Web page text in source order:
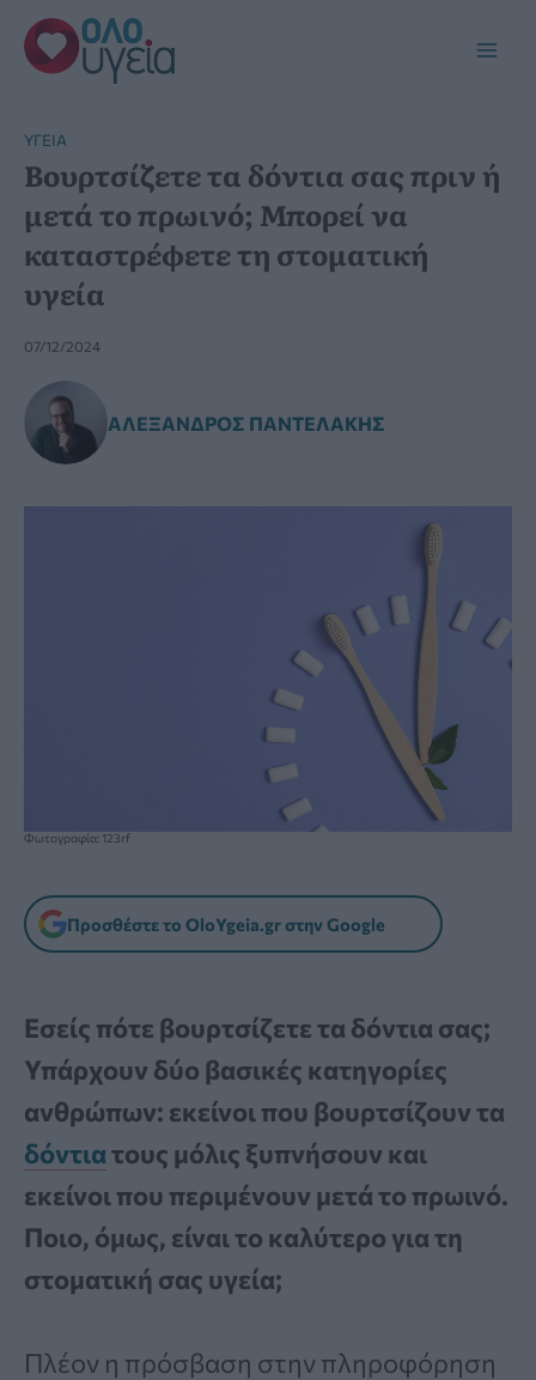
Μετάβαση
στο
περιεχόμενο
YΓΕΊΑ
Βουρτσίζετε τα δόντια σας πριν ή
μετά το πρωινό; Μπορεί να
καταστρέφετε τη στοματική
υγεία
07/12/2024
ΑΛΈΞΑΝΔΡΟΣ ΠΑΝΤΕΛΆΚΗΣ
Φωτογραφία: 123rf
Προσθέστε το OloYgeia.gr στην Google
Εσείς πότε βουρτσίζετε τα δόντια σας;
Υπάρχουν δύο βασικές κατηγορίες
ανθρώπων: εκείνοι που βουρτσίζουν τα
δόντιατους μόλις ξυπνήσουν και
εκείνοι που περιμένουν μετά το πρωινό.
Ποιο, όμως, είναι το καλύτερο για τη
στοματική σας υγεία;
Πλέον η πρόσβαση στην πληροφόρηση